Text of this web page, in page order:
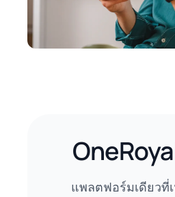
แพลตฟอร์มเดียวที่